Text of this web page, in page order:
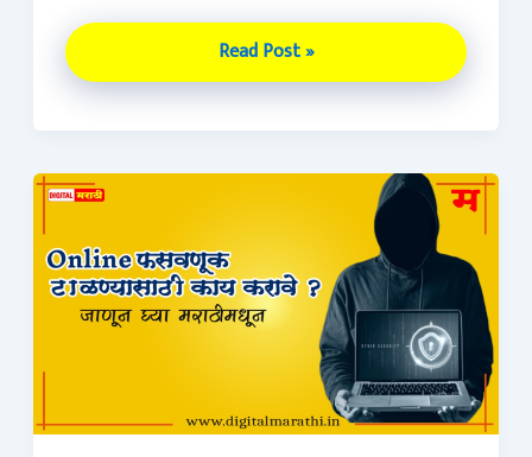
Read Post »
Online
फसवणूक
टाळण्यासाठी
!